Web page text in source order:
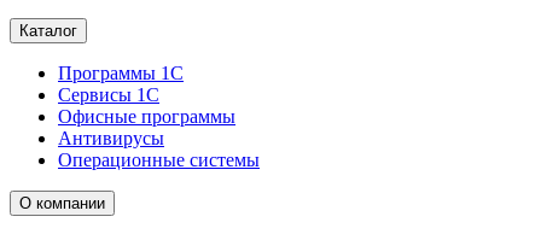
Каталог
Программы 1С
Сервисы 1С
Офисные программы
Антивирусы
Операционные системы
О компании